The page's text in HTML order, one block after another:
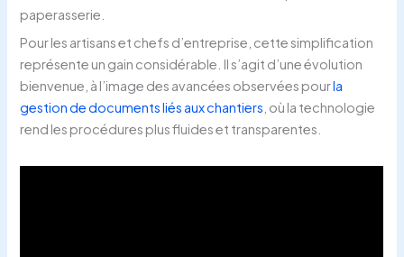
paperasserie.
Pour les artisans et chefs d’entreprise, cette simplification
représente un gain considérable. Il s’agit d’une évolution
bienvenue, à l’image des avancées observées pourla
gestion de documents liés aux chantiers , où la technologie
rend les procédures plus fluides et transparentes.